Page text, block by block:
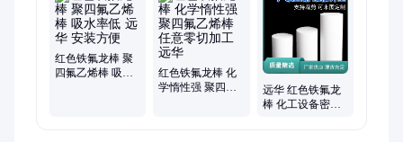
棒、PVC棒、HDPE棒、电木棒、PFA棒、优力胶棒、环氧板、
尼龙板、PVDF板、PP板、酚醛层压布板、PVC板、POm板
红色铁氟龙棒 聚
四氟乙烯棒 吸水
红色铁氟龙棒 化
学惰性强 聚四氟
远华 红色铁氟龙
棒 化工设备密封